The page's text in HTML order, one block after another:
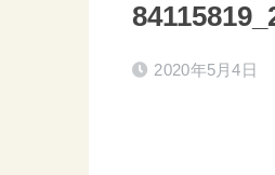
2020年5月4日